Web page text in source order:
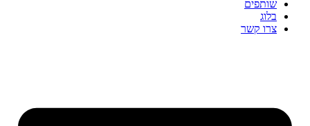
שותפים
בלוג
צרו קשר